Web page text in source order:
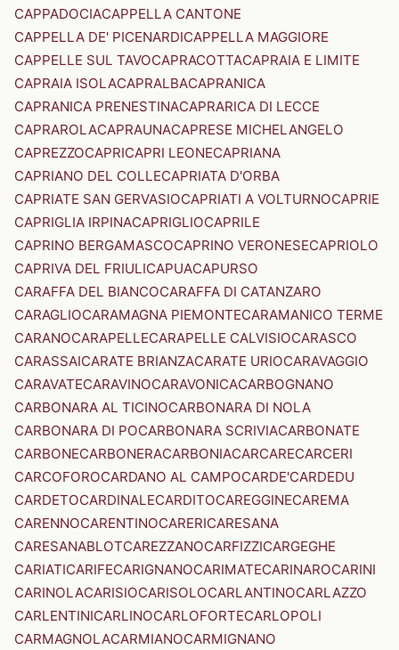
CAPPADOCIACAPPELLA CANTONE
CAPPELLA DE' PICENARDICAPPELLA MAGGIORE
CAPPELLE SUL TAVOCAPRACOTTACAPRAIA E LIMITE
CAPRAIA ISOLACAPRALBACAPRANICA
CAPRANICA PRENESTINACAPRARICA DI LECCE
CAPRAROLACAPRAUNACAPRESE MICHELANGELO
CAPREZZOCAPRICAPRI LEONECAPRIANA
CAPRIANO DEL COLLECAPRIATA D'ORBA
CAPRIATE SAN GERVASIOCAPRIATI A VOLTURNOCAPRIE
CAPRIGLIA IRPINACAPRIGLIOCAPRILE
CAPRINO BERGAMASCOCAPRINO VERONESECAPRIOLO
CAPRIVA DEL FRIULICAPUACAPURSO
CARAFFA DEL BIANCOCARAFFA DI CATANZARO
CARAGLIOCARAMAGNA PIEMONTECARAMANICO TERME
CARANOCARAPELLECARAPELLE CALVISIOCARASCO
CARASSAICARATE BRIANZACARATE URIOCARAVAGGIO
CARAVATECARAVINOCARAVONICACARBOGNANO
CARBONARA AL TICINOCARBONARA DI NOLA
CARBONARA DI POCARBONARA SCRIVIACARBONATE
CARBONECARBONERACARBONIACARCARECARCERI
CARCOFOROCARDANO AL CAMPOCARDE'CARDEDU
CARDETOCARDINALECARDITOCAREGGINECAREMA
CARENNOCARENTINOCARERICARESANA
CARESANABLOTCAREZZANOCARFIZZICARGEGHE
CARIATICARIFECARIGNANOCARIMATECARINAROCARINI
CARINOLACARISIOCARISOLOCARLANTINOCARLAZZO
CARLENTINICARLINOCARLOFORTECARLOPOLI
CARMAGNOLACARMIANOCARMIGNANO